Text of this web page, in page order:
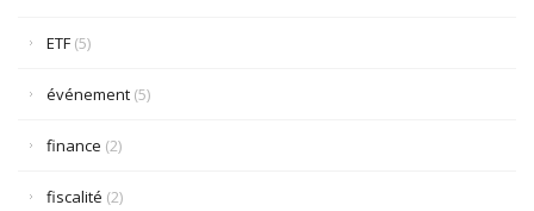
ETF (5)
événement (5)
finance (2)
fiscalité (2)